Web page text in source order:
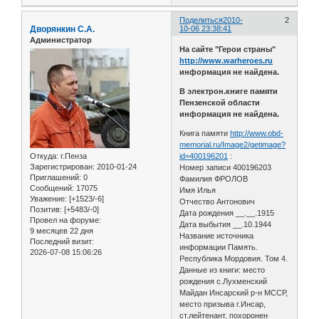
Поделиться 2
2010-
10-06 23:38:41
Дворянкин С.А.
Администратор
Откуда: г.Пенза
Зарегистрирован: 2010-01-24
Приглашений: 0
Сообщений: 17075
Уважение: [+1523/-6]
Позитив: [+5483/-0]
Провел на форуме:
9 месяцев 22 дня
Последний визит:
2026-07-08 15:06:26
На сайте "Герои страны"
http://www.warheroes.ru
информация не найдена.
В электрон.книге памяти
Пензенской области
информация не найдена.
Книга памяти http://www.obd-
memorial.ru/Image2/getimage?
id=400196201 :
Номер записи 400196203
Фамилия ФРОЛОВ
Имя Илья
Отчество Антонович
Дата рождения __.__.1915
Дата выбытия __.10.1944
Название источника
информации Память.
Республика Мордовия. Том 4.
Данные из книги: место
рождения с.Лухменский
Майдан Инсарский р-н МССР,
место призыва г.Инсар,
ст.лейтенант, похоронен